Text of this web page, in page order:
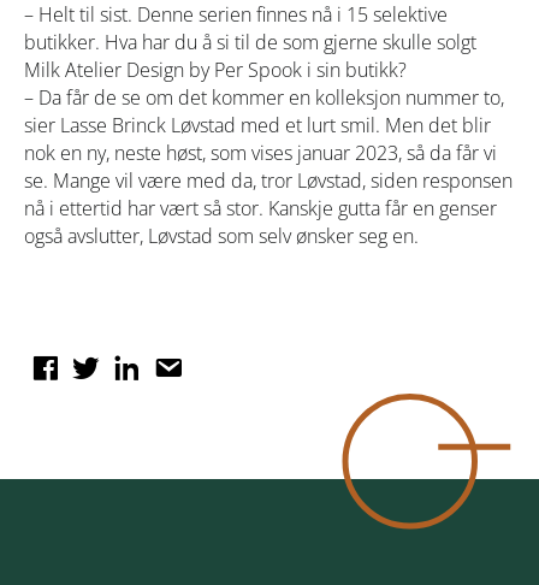
– Helt til sist. Denne serien finnes nå i 15 selektive
butikker. Hva har du å si til de som gjerne skulle solgt
Milk Atelier Design by Per Spook i sin butikk?
– Da får de se om det kommer en kolleksjon nummer to,
sier Lasse Brinck Løvstad med et lurt smil. Men det blir
nok en ny, neste høst, som vises januar 2023, så da får vi
se. Mange vil være med da, tror Løvstad, siden responsen
nå i ettertid har vært så stor. Kanskje gutta får en genser
også avslutter, Løvstad som selv ønsker seg en.